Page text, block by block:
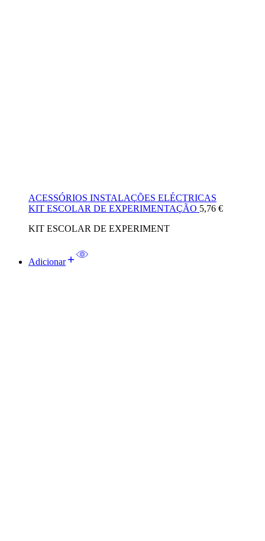
ACESSÓRIOS INSTALAÇÕES ELÉCTRICAS
KIT ESCOLAR DE EXPERIMENTAÇÃO 5,76 €
KIT ESCOLAR DE EXPERIMENT
Adicionar